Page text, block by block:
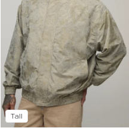
Tall